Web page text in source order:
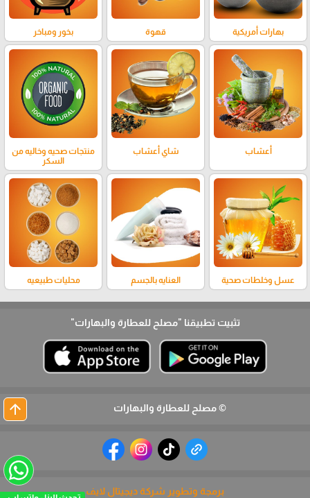
بهارات أمريكية قهوة بخور ومباخر
أعشاب شاي أعشاب
منتجات صحيه وخاليه من
السكر
عسل وخلطات صحية العنايه بالجسم محليات طبيعيه
تثبيت تطبيقنا "مصلح للعطارة والبهارات"
© مصلح للعطارة والبهارات arrow_upward
برمجة وتطوير شركة ديجيتال لايف